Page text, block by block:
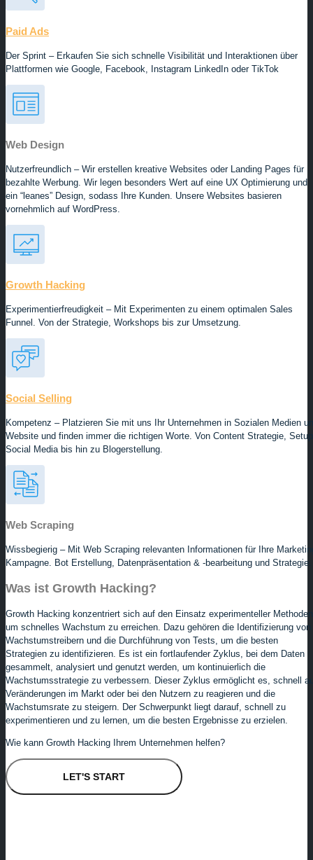
Paid Ads
Der Sprint – Erkaufen Sie sich schnelle Visibilität und Interaktionen über
Plattformen wie Google, Facebook, Instagram LinkedIn oder TikTok
Web Design
Nutzerfreundlich – Wir erstellen kreative Websites oder Landing Pages für
bezahlte Werbung. Wir legen besonders Wert auf eine UX Optimierung und
ein “leanes” Design, sodass Ihre Kunden. Unsere Websites basieren
vornehmlich auf WordPress.
Growth Hacking
Experimentierfreudigkeit – Mit Experimenten zu einem optimalen Sales
Funnel. Von der Strategie, Workshops bis zur Umsetzung.
Social Selling
Kompetenz – Platzieren Sie mit uns Ihr Unternehmen in Sozialen Medien
Website und finden immer die richtigen Worte. Von Content Strategie, Setup
Social Media bis hin zu Blogerstellung.
Web Scraping
Wissbegierig – Mit Web Scraping relevanten Informationen für Ihre
Kampagne. Bot Erstellung, Datenpräsentation & -bearbeitung und Strategie.
Was ist Growth Hacking?​
Growth Hacking konzentriert sich auf den Einsatz experimenteller
um schnelles Wachstum zu erreichen. Dazu gehören die Identifizierung von
Wachstumstreibern und die Durchführung von Tests, um die besten
Strategien zu identifizieren. Es ist ein fortlaufender Zyklus, bei dem Daten
gesammelt, analysiert und genutzt werden, um kontinuierlich die
Wachstumsstrategie zu verbessern. Dieser Zyklus ermöglicht es, schnell
Veränderungen im Markt oder bei den Nutzern zu reagieren und die
Wachstumsrate zu steigern. Der Schwerpunkt liegt darauf, schnell zu
experimentieren und zu lernen, um die besten Ergebnisse zu erzielen.
Wie kann Growth Hacking Ihrem Unternehmen helfen?
LET'S START